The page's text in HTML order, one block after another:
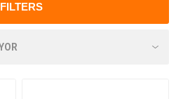
FILTERS